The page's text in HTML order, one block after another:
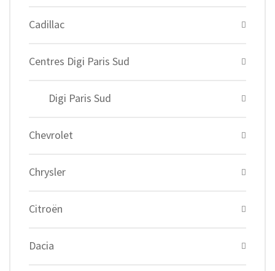
Cadillac
Centres Digi Paris Sud
Digi Paris Sud
Chevrolet
Chrysler
Citroën
Dacia